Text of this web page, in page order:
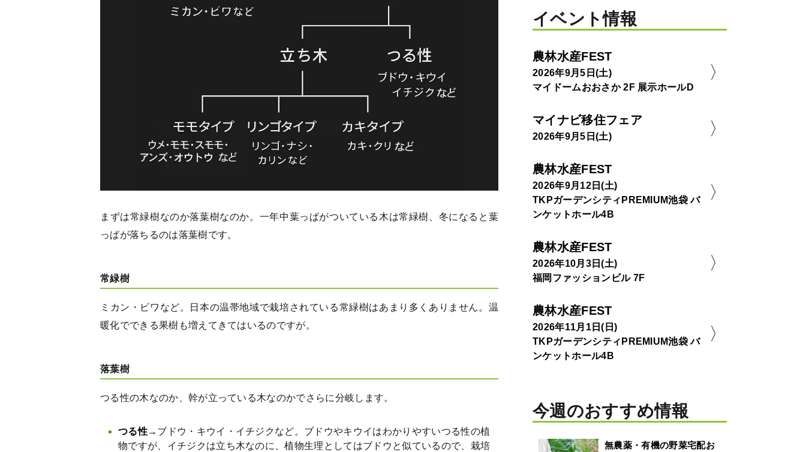
まずは常緑樹なのか落葉樹なのか。一年中葉っぱがついている木は常緑樹、冬になると葉
っぱが落ちるのは落葉樹です。
常緑樹
ミカン・ビワなど。日本の温帯地域で栽培されている常緑樹はあまり多くありません。温
暖化でできる果樹も増えてきてはいるのですが。
落葉樹
つる性の木なのか、幹が立っている木なのかでさらに分岐します。
つる性→ブドウ・キウイ・イチジクなど。ブドウやキウイはわかりやすいつる性の植
物ですが、イチジクは立ち木なのに、植物生理としてはブドウと似ているので、栽培
イベント情報
農林水産FEST
2026年9月5日(土)
マイドームおおさか 2F 展示ホールD
マイナビ移住フェア
2026年9月5日(土)
農林水産FEST
2026年9月12日(土)
TKPガーデンシティPREMIUM池袋 バ
ンケットホール4B
農林水産FEST
2026年10月3日(土)
福岡ファッションビル 7F
農林水産FEST
2026年11月1日(日)
TKPガーデンシティPREMIUM池袋 バ
ンケットホール4B
今週のおすすめ情報
無農薬・有機の野菜宅配お